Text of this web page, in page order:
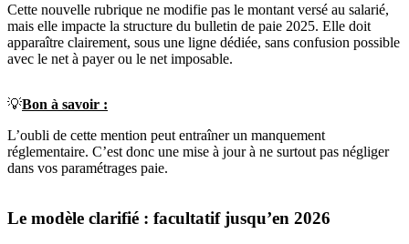
Cette nouvelle rubrique ne modifie pas le montant versé au salarié,
mais elle impacte la structure du bulletin de paie 2025. Elle doit
apparaître clairement, sous une ligne dédiée, sans confusion possible
avec le net à payer ou le net imposable.
💡Bon à savoir :
L’oubli de cette mention peut entraîner un manquement
réglementaire. C’est donc une mise à jour à ne surtout pas négliger
dans vos paramétrages paie.
Le modèle clarifié : facultatif jusqu’en 2026